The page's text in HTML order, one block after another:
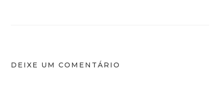
DEIXE UM COMENTÁRIO